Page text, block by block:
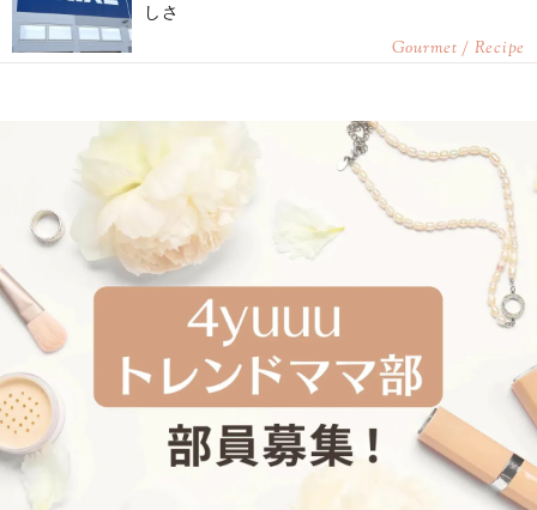
しさ
Gourmet / Recipe